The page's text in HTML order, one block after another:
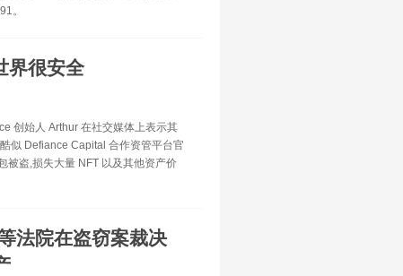
。
界很安全
创始人 Arthur 在社交媒体上表示其
似 Defiance Capital 合作资管平台官
被盗,损失大量 NFT 以及其他资产价
法院在盗窃案裁决